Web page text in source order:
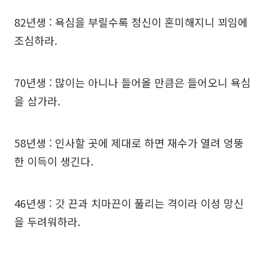
82년생 : 욕심을 부릴수록 정신이 혼미해지니 꾀임에
조심하라.
70년생 : 많이는 아니나 들어올 만큼은 들어오니 욕심
을 삼가라.
58년생 : 인사할 곳에 제대로 하면 재수가 열려 엉뚱
한 이득이 생긴다.
46년생 : 갓 끈과 치마끈이 풀리는 격이라 이성 망신
을 두려워하라.